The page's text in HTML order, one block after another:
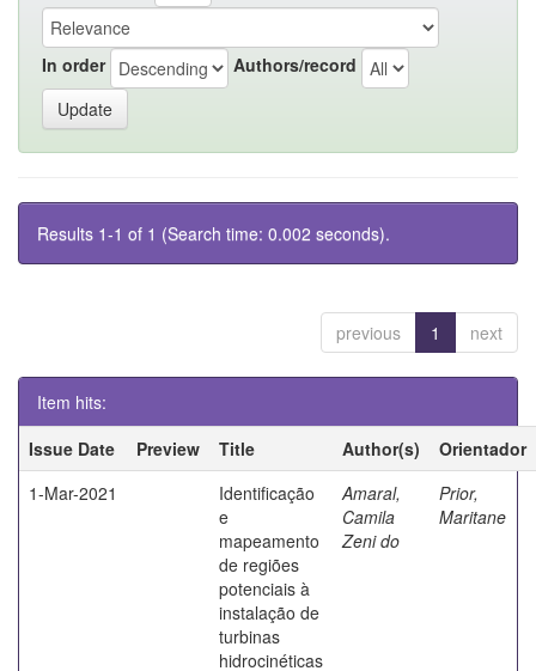
In order Authors/record
Results 1-1 of 1 (Search time: 0.002 seconds).
previous 1 next
Item hits:
Issue Date
Preview Title Author(s)
Orientador
1-Mar-2021
Identificação
e
mapeamento
de regiões
potenciais à
instalação de
turbinas
hidrocinéticas
Amaral,
Camila
Zeni do
Prior,
Maritane